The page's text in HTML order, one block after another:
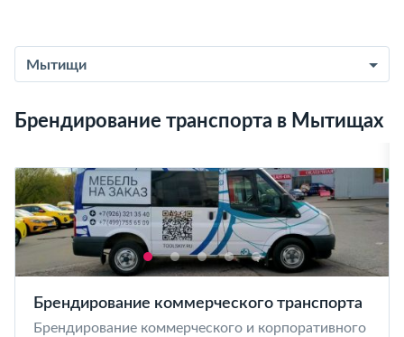
Мытищи
Брендирование транспорта в Мытищах
Брендирование коммерческого транспорта
Брендирование коммерческого и корпоративного